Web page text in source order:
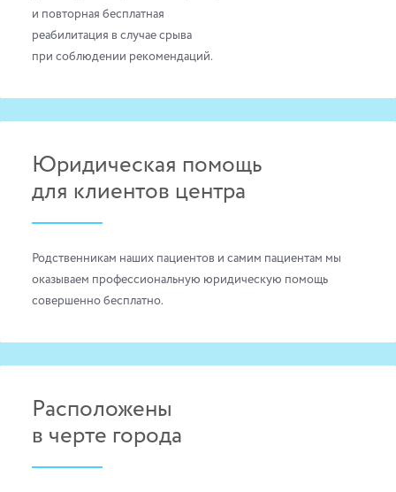
и повторная бесплатная
реабилитация в случае срыва
при соблюдении рекомендаций.
Юридическая помощь
для клиентов центра
Родственникам наших пациентов и самим пациентам мы
оказываем профессиональную юридическую помощь
совершенно бесплатно.
Расположены
в черте города